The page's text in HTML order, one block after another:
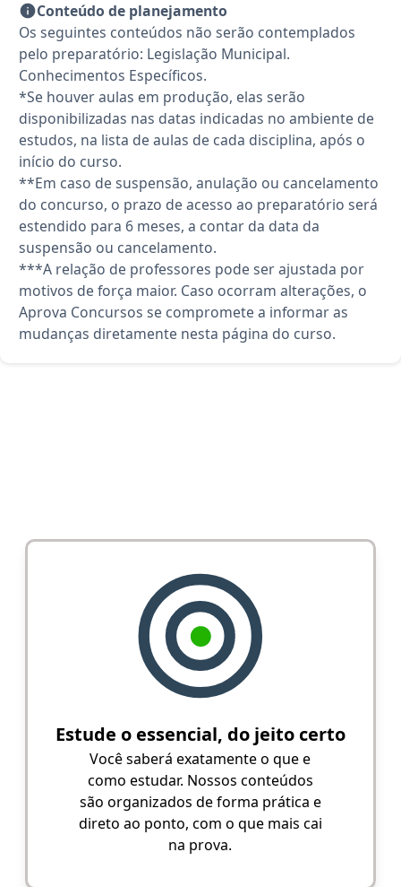
Conteúdo de planejamento
Os seguintes conteúdos não serão contemplados
pelo preparatório: Legislação Municipal.
Conhecimentos Específicos.
*Se houver aulas em produção, elas serão
disponibilizadas nas datas indicadas no ambiente de
estudos, na lista de aulas de cada disciplina, após o
início do curso.
**Em caso de suspensão, anulação ou cancelamento
do concurso, o prazo de acesso ao preparatório será
estendido para 6 meses, a contar da data da
suspensão ou cancelamento.
***A relação de professores pode ser ajustada por
motivos de força maior. Caso ocorram alterações, o
Aprova Concursos se compromete a informar as
mudanças diretamente nesta página do curso.
Estude o essencial, do jeito certo
Você saberá exatamente o que e
como estudar. Nossos conteúdos
são organizados de forma prática e
direto ao ponto, com o que mais cai
na prova.